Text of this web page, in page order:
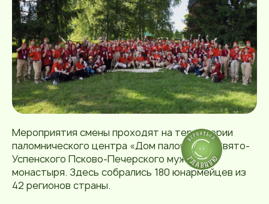
Мероприятия смены проходят на территории
паломнического центра «Дом паломника» Свято-
Успенского Псково-Печерского мужского
монастыря. Здесь собрались 180 юнармейцев из
42 регионов страны.